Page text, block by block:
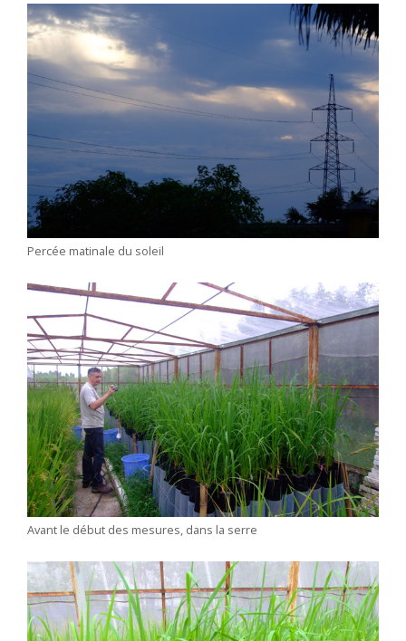
Percée matinale du soleil
Avant le début des mesures, dans la serre